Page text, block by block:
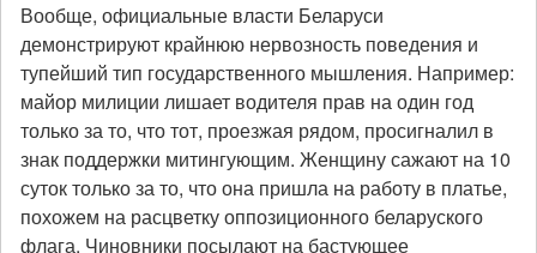
Вообще, официальные власти Беларуси
демонстрируют крайнюю нервозность поведения и
тупейший тип государственного мышления. Например:
майор милиции лишает водителя прав на один год
только за то, что тот, проезжая рядом, просигналил в
знак поддержки митингующим. Женщину сажают на 10
суток только за то, что она пришла на работу в платье,
похожем на расцветку оппозиционного беларуского
флага. Чиновники посылают на бастующее